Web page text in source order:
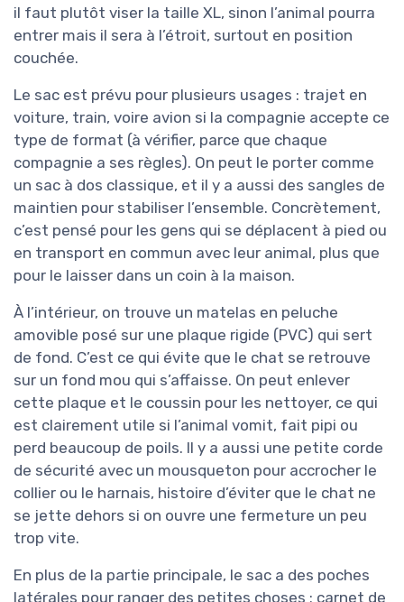
il faut plutôt viser la taille XL, sinon l’animal pourra
entrer mais il sera à l’étroit, surtout en position
couchée.
Le sac est prévu pour plusieurs usages : trajet en
voiture, train, voire avion si la compagnie accepte ce
type de format (à vérifier, parce que chaque
compagnie a ses règles). On peut le porter comme
un sac à dos classique, et il y a aussi des sangles de
maintien pour stabiliser l’ensemble. Concrètement,
c’est pensé pour les gens qui se déplacent à pied ou
en transport en commun avec leur animal, plus que
pour le laisser dans un coin à la maison.
À l’intérieur, on trouve un matelas en peluche
amovible posé sur une plaque rigide (PVC) qui sert
de fond. C’est ce qui évite que le chat se retrouve
sur un fond mou qui s’affaisse. On peut enlever
cette plaque et le coussin pour les nettoyer, ce qui
est clairement utile si l’animal vomit, fait pipi ou
perd beaucoup de poils. Il y a aussi une petite corde
de sécurité avec un mousqueton pour accrocher le
collier ou le harnais, histoire d’éviter que le chat ne
se jette dehors si on ouvre une fermeture un peu
trop vite.
En plus de la partie principale, le sac a des poches
latérales pour ranger des petites choses : carnet de